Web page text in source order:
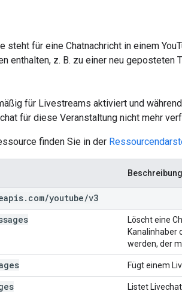
steht für eine Chatnachricht in einem
enthalten, z. B. zu einer neu geposteten
für Livestreams aktiviert und
für diese Veranstaltung nicht mehr
finden Sie in der
Beschreibung
. com/youtube/v3
Löscht eine
Kanalinhaber
werden, der
Fügt einem
Listet